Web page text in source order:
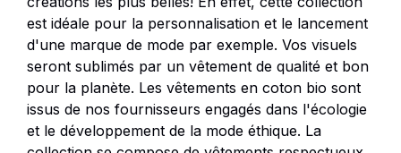
est idéale pour la personnalisation et le lancement
d'une marque de mode par exemple. Vos visuels
seront sublimés par un vêtement de qualité et bon
pour la planète. Les vêtements en coton bio sont
issus de nos fournisseurs engagés dans l'écologie
et le développement de la mode éthique. La